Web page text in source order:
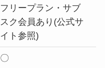
フリープラン・サブ
スク会員あり(公式サ
イト参照)
〇